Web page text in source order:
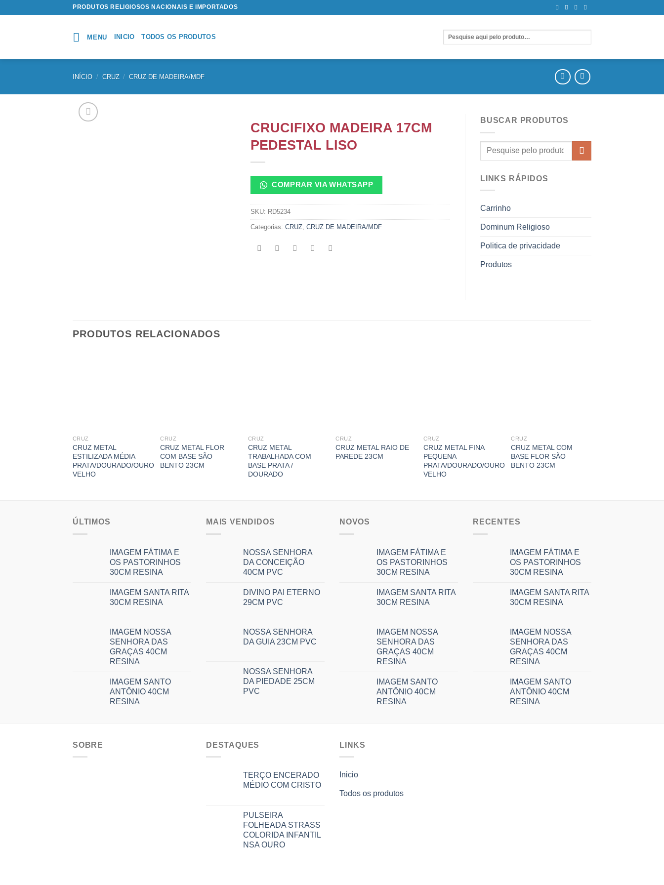
PRODUTOS RELIGIOSOS NACIONAIS E IMPORTADOS
MENU INICIO TODOS OS PRODUTOS
INÍCIO / CRUZ / CRUZ DE MADEIRA/MDF
CRUCIFIXO MADEIRA 17CM
PEDESTAL LISO
COMPRAR VIA WHATSAPP
SKU: RD5234
Categorias: CRUZ, CRUZ DE MADEIRA/MDF
BUSCAR PRODUTOS
LINKS RÁPIDOS
Carrinho
Dominum Religioso
Politica de privacidade
Produtos
PRODUTOS RELACIONADOS
CRUZ
CRUZ METAL
ESTILIZADA MÉDIA
PRATA/DOURADO/OURO
VELHO
CRUZ
CRUZ METAL FLOR
COM BASE SÃO
BENTO 23CM
CRUZ
CRUZ METAL
TRABALHADA COM
BASE PRATA /
DOURADO
CRUZ
CRUZ METAL RAIO DE
PAREDE 23CM
CRUZ
CRUZ METAL FINA
PEQUENA
PRATA/DOURADO/OURO
VELHO
CRUZ
CRUZ METAL COM
BASE FLOR SÃO
BENTO 23CM
ÚLTIMOS
IMAGEM FÁTIMA E
OS PASTORINHOS
30CM RESINA
IMAGEM SANTA RITA
30CM RESINA
IMAGEM NOSSA
SENHORA DAS
GRAÇAS 40CM
RESINA
IMAGEM SANTO
ANTÔNIO 40CM
RESINA
MAIS VENDIDOS
NOSSA SENHORA
DA CONCEIÇÃO
40CM PVC
DIVINO PAI ETERNO
29CM PVC
NOSSA SENHORA
DA GUIA 23CM PVC
NOSSA SENHORA
DA PIEDADE 25CM
PVC
NOVOS
IMAGEM FÁTIMA E
OS PASTORINHOS
30CM RESINA
IMAGEM SANTA RITA
30CM RESINA
IMAGEM NOSSA
SENHORA DAS
GRAÇAS 40CM
RESINA
IMAGEM SANTO
ANTÔNIO 40CM
RESINA
RECENTES
IMAGEM FÁTIMA E
OS PASTORINHOS
30CM RESINA
IMAGEM SANTA RITA
30CM RESINA
IMAGEM NOSSA
SENHORA DAS
GRAÇAS 40CM
RESINA
IMAGEM SANTO
ANTÔNIO 40CM
RESINA
SOBRE DESTAQUES
TERÇO ENCERADO
MÉDIO COM CRISTO
PULSEIRA
FOLHEADA STRASS
COLORIDA INFANTIL
NSA OURO
LINKS
Inicio
Todos os produtos